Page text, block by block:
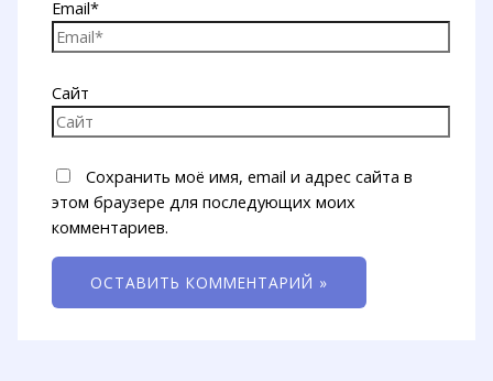
Email*
Сайт
Сохранить моё имя, email и адрес сайта в
этом браузере для последующих моих
комментариев.